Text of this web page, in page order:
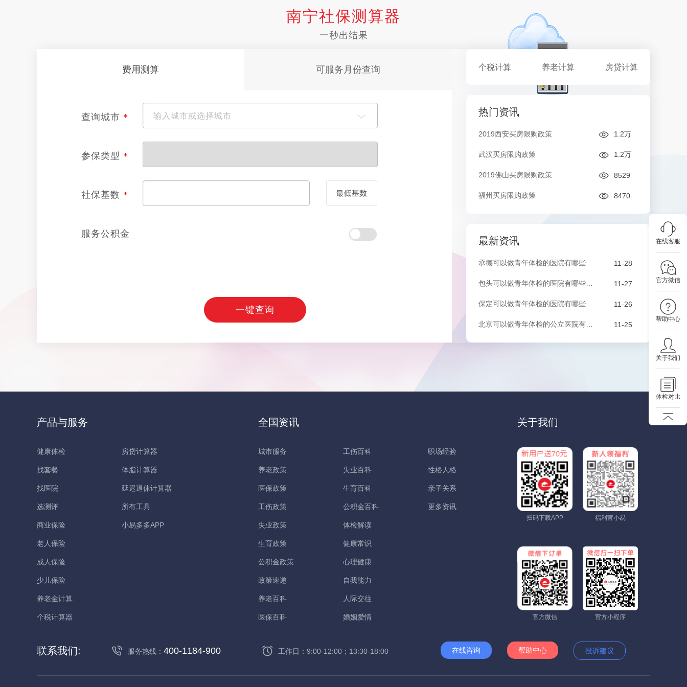
在线客服
官方微信
帮助中心
关于我们
体检对比
南宁社保测算器
一秒出结果
费用测算 可服务月份查询
查询城市 *
参保类型 *
社保基数 *
服务公积金
一键查询
个税计算 养老计算 房贷计算
热门资讯
2019西安买房限购政策 1.2万
武汉买房限购政策 1.2万
2019佛山买房限购政策 8529
福州买房限购政策 8470
最新资讯
11-28
11-27
11-26
11-25
产品与服务
健康体检
找套餐
找医院
选测评
商业保险
老人保险
成人保险
少儿保险
养老金计算
个税计算器
房贷计算器
体脂计算器
延迟退休计算器
所有工具
小易多多APP
全国资讯
城市服务
养老政策
医保政策
工伤政策
失业政策
生育政策
公积金政策
政策速递
养老百科
医保百科
工伤百科
失业百科
生育百科
公积金百科
体检解读
健康常识
心理健康
自我能力
人际交往
婚姻爱情
职场经验
性格人格
亲子关系
更多资讯
关于我们
扫码下载APP 福利官小易
官方微信 官方小程序
联系我们: 服务热线： 400-1184-900 工作日：9:00-12:00；13:30-18:00 在线咨询 帮助中心 投诉建议